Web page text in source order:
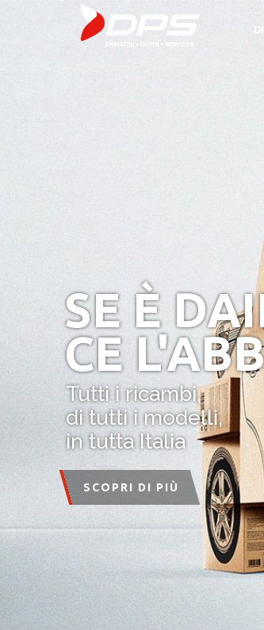
SCOPRI DI PIÙ
SE È
CE
Tutti i ricambi,
di tutti i modelli,
in tutta Italia